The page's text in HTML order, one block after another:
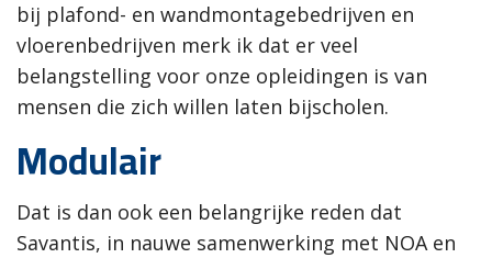
bij plafond- en wandmontagebedrijven en
vloerenbedrijven merk ik dat er veel
belangstelling voor onze opleidingen is van
mensen die zich willen laten bijscholen.
Modulair
Dat is dan ook een belangrijke reden dat
Savantis, in nauwe samenwerking met NOA en